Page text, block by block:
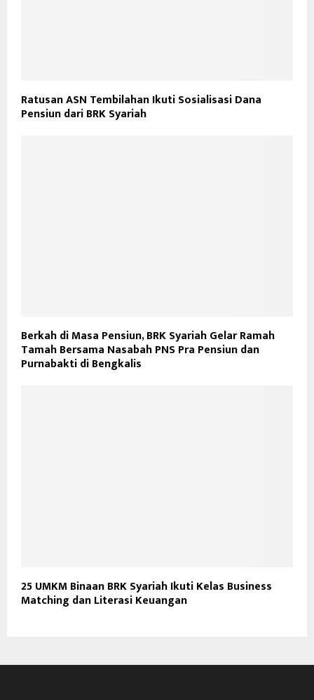
Ratusan ASN Tembilahan Ikuti Sosialisasi Dana
Pensiun dari BRK Syariah
Berkah di Masa Pensiun, BRK Syariah Gelar Ramah
Tamah Bersama Nasabah PNS Pra Pensiun dan
Purnabakti di Bengkalis
25 UMKM Binaan BRK Syariah Ikuti Kelas Business
Matching dan Literasi Keuangan